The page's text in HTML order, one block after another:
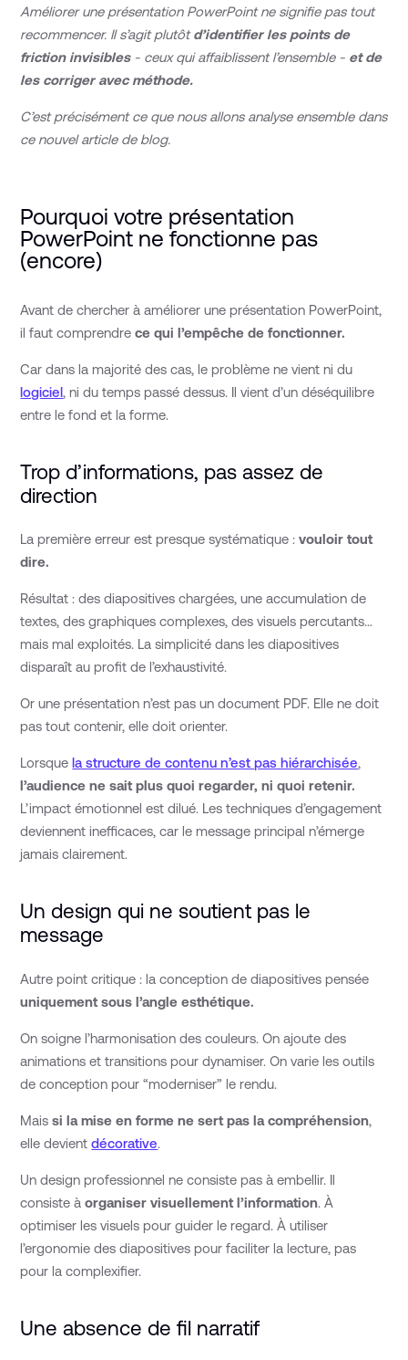
Améliorer une présentation PowerPoint ne signifie pas tout
recommencer. Il s’agit plutôtd’identifier les points de
friction invisibles- ceux qui affaiblissent l’ensemble - et de
les corriger avec méthode.
C’est précisément ce que nous allons analyse ensemble dans
ce nouvel article de blog.
Pourquoi votre présentation
PowerPoint ne fonctionne pas
(encore)
Avant de chercher à améliorer une présentation PowerPoint,
il faut comprendrece qui l’empêche de fonctionner.
Car dans la majorité des cas, le problème ne vient ni du
logiciel, ni du temps passé dessus. Il vient d’un déséquilibre
entre le fond et la forme.
Trop d’informations, pas assez de
direction
La première erreur est presque systématique :vouloir tout
dire.
Résultat : des diapositives chargées, une accumulation de
textes, des graphiques complexes, des visuels percutants…
mais mal exploités. La simplicité dans les diapositives
disparaît au profit de l’exhaustivité.
Or une présentation n’est pas un document PDF. Elle ne doit
pas tout contenir, elle doit orienter.
Lorsquela structure de contenu n’est pas hiérarchisée,
l’audience ne sait plus quoi regarder, ni quoi retenir.
L’impact émotionnel est dilué. Les techniques d’engagement
deviennent inefficaces, car le message principal n’émerge
jamais clairement.
Un design qui ne soutient pas le
message
Autre point critique : la conception de diapositives pensée
uniquement sous l’angle esthétique.
On soigne l’harmonisation des couleurs. On ajoute des
animations et transitions pour dynamiser. On varie les outils
de conception pour “moderniser” le rendu.
Maissi la mise en forme ne sert pas la compréhension,
elle devientdécorative.
Un design professionnel ne consiste pas à embellir. Il
consiste àorganiser visuellement l’information. À
optimiser les visuels pour guider le regard. À utiliser
l’ergonomie des diapositives pour faciliter la lecture, pas
pour la complexifier.
Une absence de fil narratif